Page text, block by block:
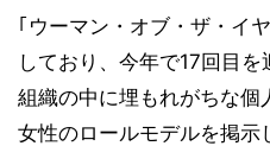
｢ウーマン・オブ・ザ・イ
しており、今年で17回目を
組織の中に埋もれがちな個
女性のロールモデルを掲示